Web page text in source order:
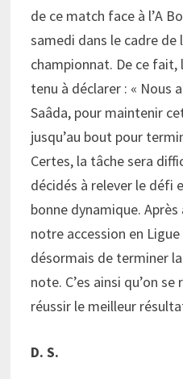
de ce match face à l’A
samedi dans le cadre de
championnat. De ce fait,
tenu à déclarer : « Nous
Saâda, pour maintenir
jusqu’au bout pour
Certes, la tâche sera
décidés à relever le défi
bonne dynamique.
notre accession en
désormais de terminer
note. C’es ainsi qu’on
réussir le meilleur
D. S.